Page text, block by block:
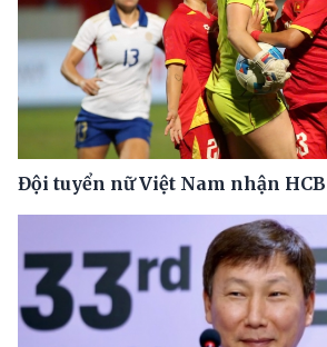
Đội tuyển nữ Việt Nam nhận HCB